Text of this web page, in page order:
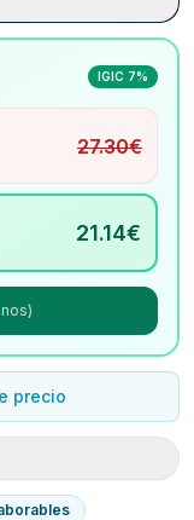
IGIC 7%
27.30€
21.14€
precio